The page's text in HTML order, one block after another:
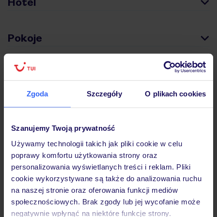
Zgoda Szczegóły O plikach cookies
Szanujemy Twoją prywatność
Używamy technologii takich jak pliki cookie w celu
poprawy komfortu użytkowania strony oraz
personalizowania wyświetlanych treści i reklam. Pliki
cookie wykorzystywane są także do analizowania ruchu
na naszej stronie oraz oferowania funkcji mediów
społecznościowych. Brak zgody lub jej wycofanie może
negatywnie wpłynąć na niektóre funkcje strony.
Pokoje
Wyżywienie
Atrakcje
Ważne informacje
Często zadawane pytania
Jak zmienić uczestników/osobę zgłaszającą?